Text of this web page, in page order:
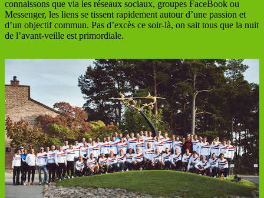
connaissons que via les réseaux sociaux, groupes FaceBook ou
Messenger, les liens se tissent rapidement autour d’une passion et
d’un objectif commun. Pas d’excès ce soir-là, on sait tous que la nuit
de l’avant-veille est primordiale.